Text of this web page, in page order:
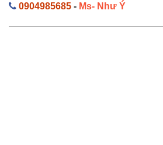
0904985685 - Ms- Như Ý